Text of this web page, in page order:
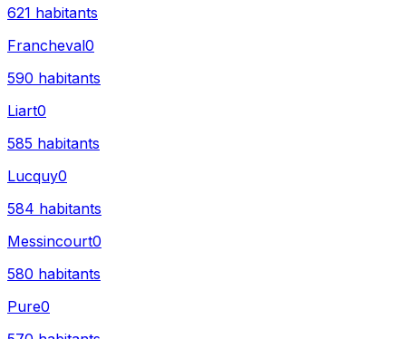
621 habitants
Francheval0
590 habitants
Liart0
585 habitants
Lucquy0
584 habitants
Messincourt0
580 habitants
Pure0